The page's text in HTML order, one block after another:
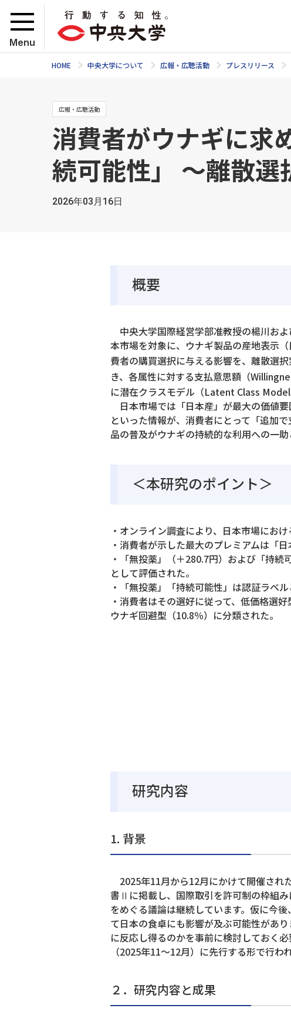
Menu
HOME 中央大学について 広報・広聴活動 プレスリリース
広報・広聴活動
消費者がウナギに求
続可能性」 ～離散
2026年03月16日
概要
中央大学国際経営学部准教授の楊川お
本市場を対象に、ウナギ製品の産地表示
費者の購買選択に与える影響を、離散選
き、各属性に対する支払意思額（
に潜在クラスモデル（Latent Class Model:
日本市場では「日本産」が最大の価値
といった情報が、消費者にとって「追加
品の普及がウナギの持続的な利用への一助
＜本研究のポイント＞
・オンライン調査により、日本市場にお
・消費者が示した最大のプレミアムは「
・「無投薬」（＋280.7円）および「持
として評価された。
・「無投薬」「持続可能性」は認証ラベ
・消費者はその選好に従って、低価格選
ウナギ回避型（10.8％）に分類された。
研究内容
1. 背景
2025年11月から12月にかけて開催され
書Ⅱに掲載し、国際取引を許可制の枠組
をめぐる議論は継続しています。仮に今
て日本の食卓にも影響が及ぶ可能性があ
に反応し得るのかを事前に検討しておく
（2025年11～12月）に先行する形で行わ
２．研究内容と成果